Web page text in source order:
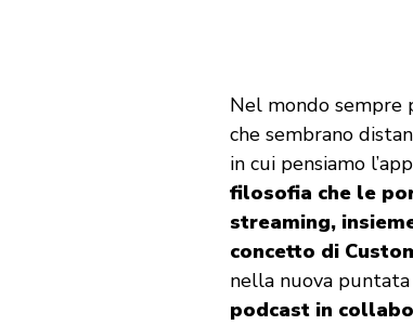
Nel mondo sempre
che sembrano
in cui pensiamo
filosofia che le
streaming,
concetto di
nella nuova
podcast in